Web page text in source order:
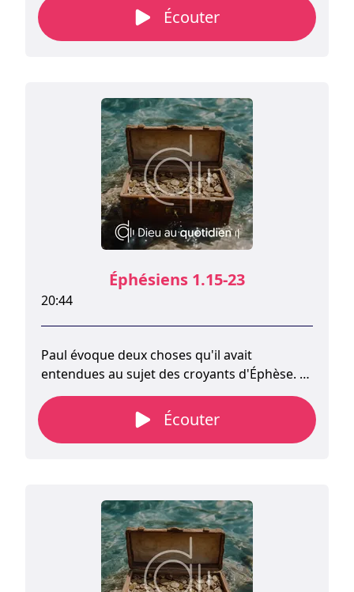
Et nous allons découvrir deux paroles qui
changent nos vies pour l'éternité lorsque
Écouter
Éphésiens 1.15-23
20:44
Paul évoque deux choses qu'il avait
entendues au sujet des croyants d'Éphèse. Il
avait déjà vécu parmi eux pendant trois ans
et connaissait leur foi. Le fait qu'il ait
également « entendu parler » de leur foi fait
rendu visite à Rome.
Écouter